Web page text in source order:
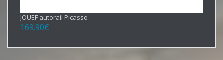
JOUEF autorail Picasso
169.90€